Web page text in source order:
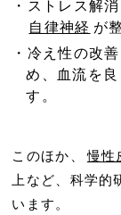
ストレス解消
自律神経 が
冷え性の改善
め、血流を
す。
このほか、 慢性
上など、科学
います。